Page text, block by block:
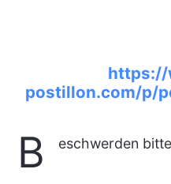
https://
postillon.com/p/
B eschwerden bitte